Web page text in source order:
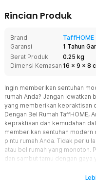
Rincian Produk
Brand
TaffHOME
Garansi
1 Tahun
Berat Produk
0.25 kg
Dimensi Kemasan 16 x 9 x 8
Ingin memberikan sentuhan
rumah Anda? Jangan lewatkan
yang memberikan kepraktisan
Dengan Bel Rumah TaffHOME,
kepraktisan dan kemudahan
memberikan sentuhan modern
pintu rumah Anda. Tidak perlu
atau bel rumah yang monoton.
dan sambut tamu dengan gaya